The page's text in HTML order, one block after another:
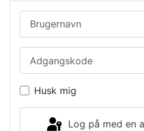
Husk mig
Log på med en